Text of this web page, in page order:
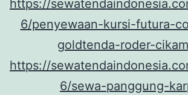
https://
6/penyewaan-kursi-futura-
goldtenda-roder-
https://
6/sewa-panggung-